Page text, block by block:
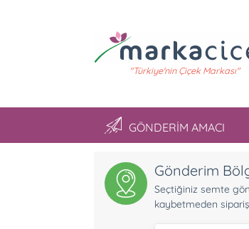
"Türkiye'nin Çiçek Markası"
GÖNDERİM AMACI
Gönderim
Seçtiğiniz semte
kaybetmeden